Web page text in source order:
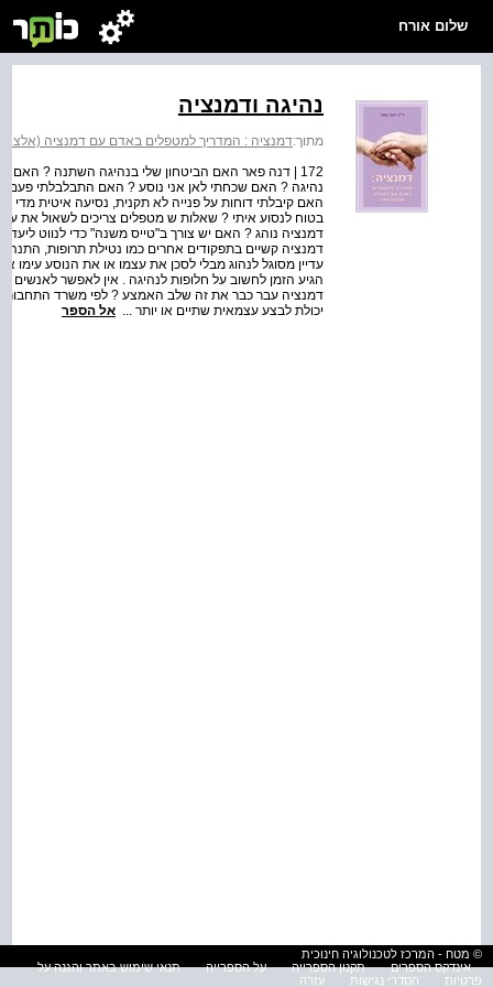
שלום אורח
נהיגה ודמנציה
מתוך:דמנציה : המדריך למטפלים באדם עם דמנציה
172 | דנה פאר האם הביטחון שלי בנהיגה השתנה ? האם
נהיגה ? האם שכחתי לאן אני נוסע ? האם התבלבלתי פעם
האם קיבלתי דוחות על פנייה לא תקנית, נסיעה איטית
בטוח לנסוע איתי ? שאלות ש מטפלים צריכים לשאול את
דמנציה נוהג ? האם יש צורך ב"טייס משנה" כדי לנווט
דמנציה קשיים בתפקודים אחרים כמו נטילת תרופות,
עדיין מסוגל לנהוג מבלי לסכן את עצמו או את הנוסע
הגיע הזמן לחשוב על חלופות לנהיגה . אין לאפשר
דמנציה עבר כבר את זה שלב האמצע ? לפי משרד התחבורה
יכולת לבצע עצמאית שתיים או יותר ... אל הספר
© מטח - המרכז לטכנולוגיה חינוכית
אינדקס הספרים
תקנון הספרייה על הספרייה
תנאי שימוש באתר והגנה על
פרטיות
הסדרי נגישות עזרה